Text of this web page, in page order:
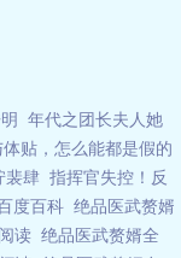
年代之团长夫人她
体贴，怎么能都是假的
裴肆 指挥官失控！反
度百科 绝品医武赘婿
读 绝品医武赘婿全